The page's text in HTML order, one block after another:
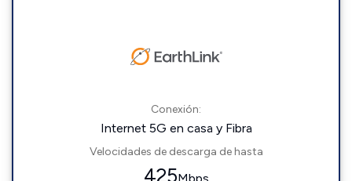
Conexión:
Internet 5G en casa y Fibra
Velocidades de descarga de hasta
425